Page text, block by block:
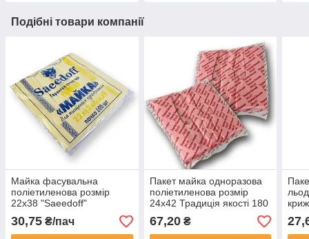
Подібні товари компанії
Майка фасувальна
поліетиленова розмір
22х38 "Saeedoff"
кольорова 100 шт/уп.
30,75 ₴/пач
Пакет майка одноразова
поліетиленова розмір
24х42 Традиція якості 180
шт/уп.
67,20₴